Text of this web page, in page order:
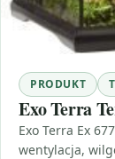
PRODUKT
Exo Terra
Exo Terra Ex
wentylacja,